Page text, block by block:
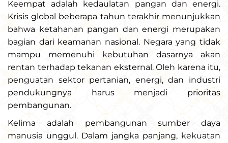
Keempat adalah kedaulatan pangan dan energi.
Krisis global beberapa tahun terakhir menunjukkan
bahwa ketahanan pangan dan energi merupakan
bagian dari keamanan nasional. Negara yang tidak
mampu memenuhi kebutuhan dasarnya akan
rentan terhadap tekanan eksternal. Oleh karena itu,
penguatan sektor pertanian, energi, dan industri
pendukungnya harus menjadi prioritas
pembangunan.
Kelima adalah pembangunan sumber daya
manusia unggul. Dalam jangka panjang, kekuatan